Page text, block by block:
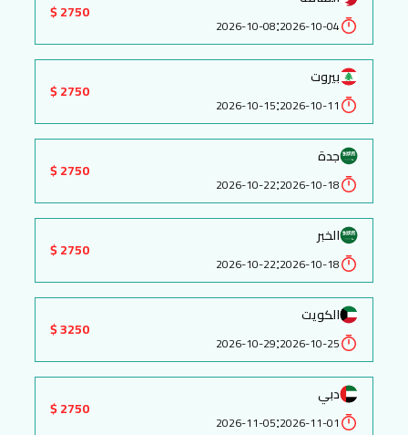
2026-10-04
:
2026-10-08
2750 $
بيروت
2026-10-11
:
2026-10-15
2750 $
جدة
2026-10-18
:
2026-10-22
2750 $
الخبر
2026-10-18
:
2026-10-22
2750 $
الكويت
2026-10-25
:
2026-10-29
3250 $
دبي
2026-11-01
:
2026-11-05
2750 $